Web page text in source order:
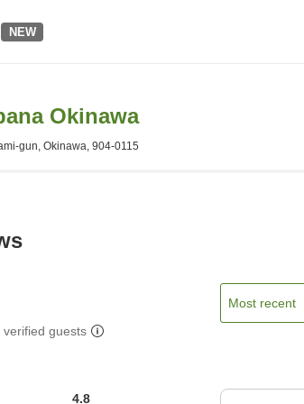
NEW
Okinawa
gun, Okinawa, 904-0115
verified guests
4.8
Most recent